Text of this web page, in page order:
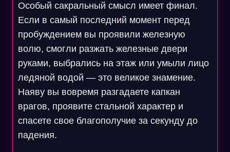
Особый сакральный смысл имеет финал.
Если в самый последний момент перед
пробуждением вы проявили железную
волю, смогли разжать железные двери
руками, выбрались на этаж или умыли лицо
ледяной водой — это великое знамение.
Наяву вы вовремя разгадаете капкан
врагов, проявите стальной характер и
спасете свое благополучие за секунду до
падения.